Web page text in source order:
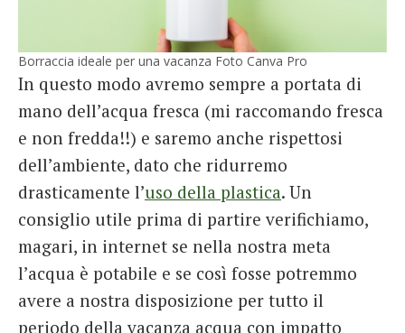
Borraccia ideale per una vacanza Foto Canva Pro
In questo modo avremo sempre a portata di
mano dell’acqua fresca (mi raccomando fresca
e non fredda!!) e saremo anche rispettosi
dell’ambiente, dato che ridurremo
drasticamente l’uso della plastica. Un
consiglio utile prima di partire verifichiamo,
magari, in internet se nella nostra meta
l’acqua è potabile e se così fosse potremmo
avere a nostra disposizione per tutto il
periodo della vacanza acqua con impatto